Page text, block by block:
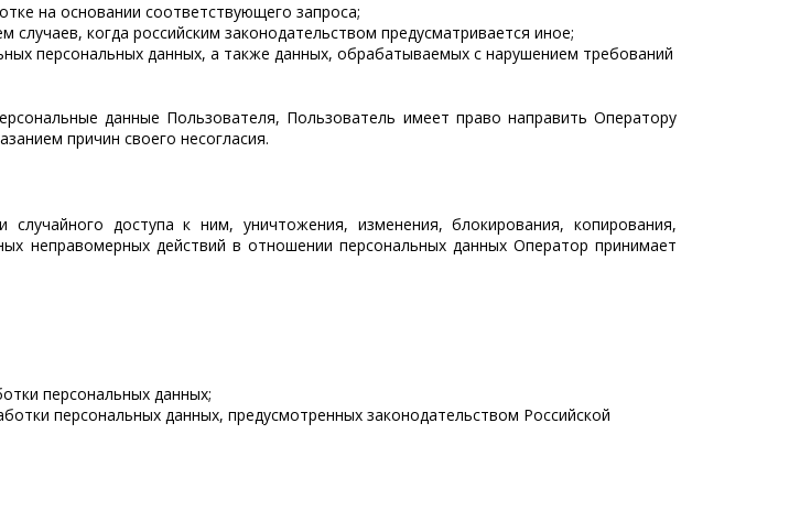
на основании соответствующего запроса;
когда российским законодательством предусматривается иное;
персональных данных, а также данных, обрабатываемых с нарушением требований
данные Пользователя, Пользователь имеет право направить Оператору
причин своего несогласия.
доступа к ним, уничтожения, изменения, блокирования, копирования,
неправомерных действий в отношении персональных данных Оператор принимает
персональных данных;
персональных данных, предусмотренных законодательством Российской